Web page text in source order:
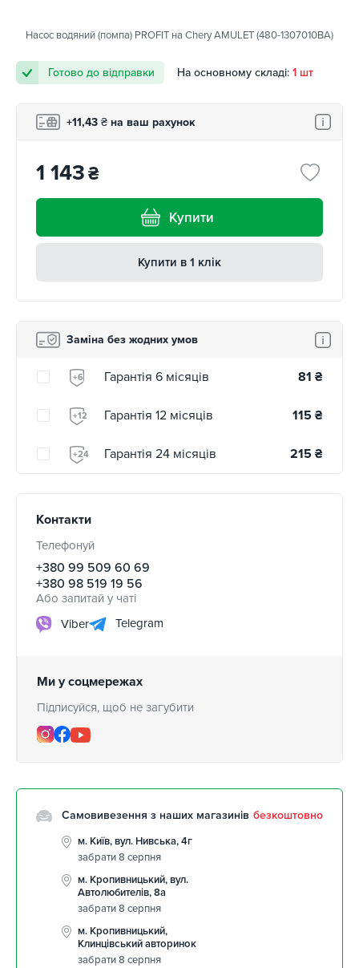
Насос водяний (помпа) PROFIT на Chery AMULET (480-1307010BA)
Готово до відправки На основному складі: 1 шт
+11,43 ₴ на ваш рахунок
1 143₴
Купити
Купити в 1 клік
Заміна без жодних умов
+6 Гарантія 6 місяців 81 ₴
+12 Гарантія 12 місяців 115 ₴
+24 Гарантія 24 місяців 215 ₴
Контакти
Телефонуй
+380 99 509 60 69
+380 98 519 19 56
Або запитай у чаті
Viber
Telegram
Ми у соцмережах
Підписуйся, щоб не загубити
Самовивезення з наших магазинів безкоштовно
м. Київ, вул. Нивська, 4г
забрати 8 серпня
м. Кропивницький, вул.
Автолюбителів, 8а
забрати 8 серпня
м. Кропивницький,
Клинцівський авторинок
забрати 8 серпня